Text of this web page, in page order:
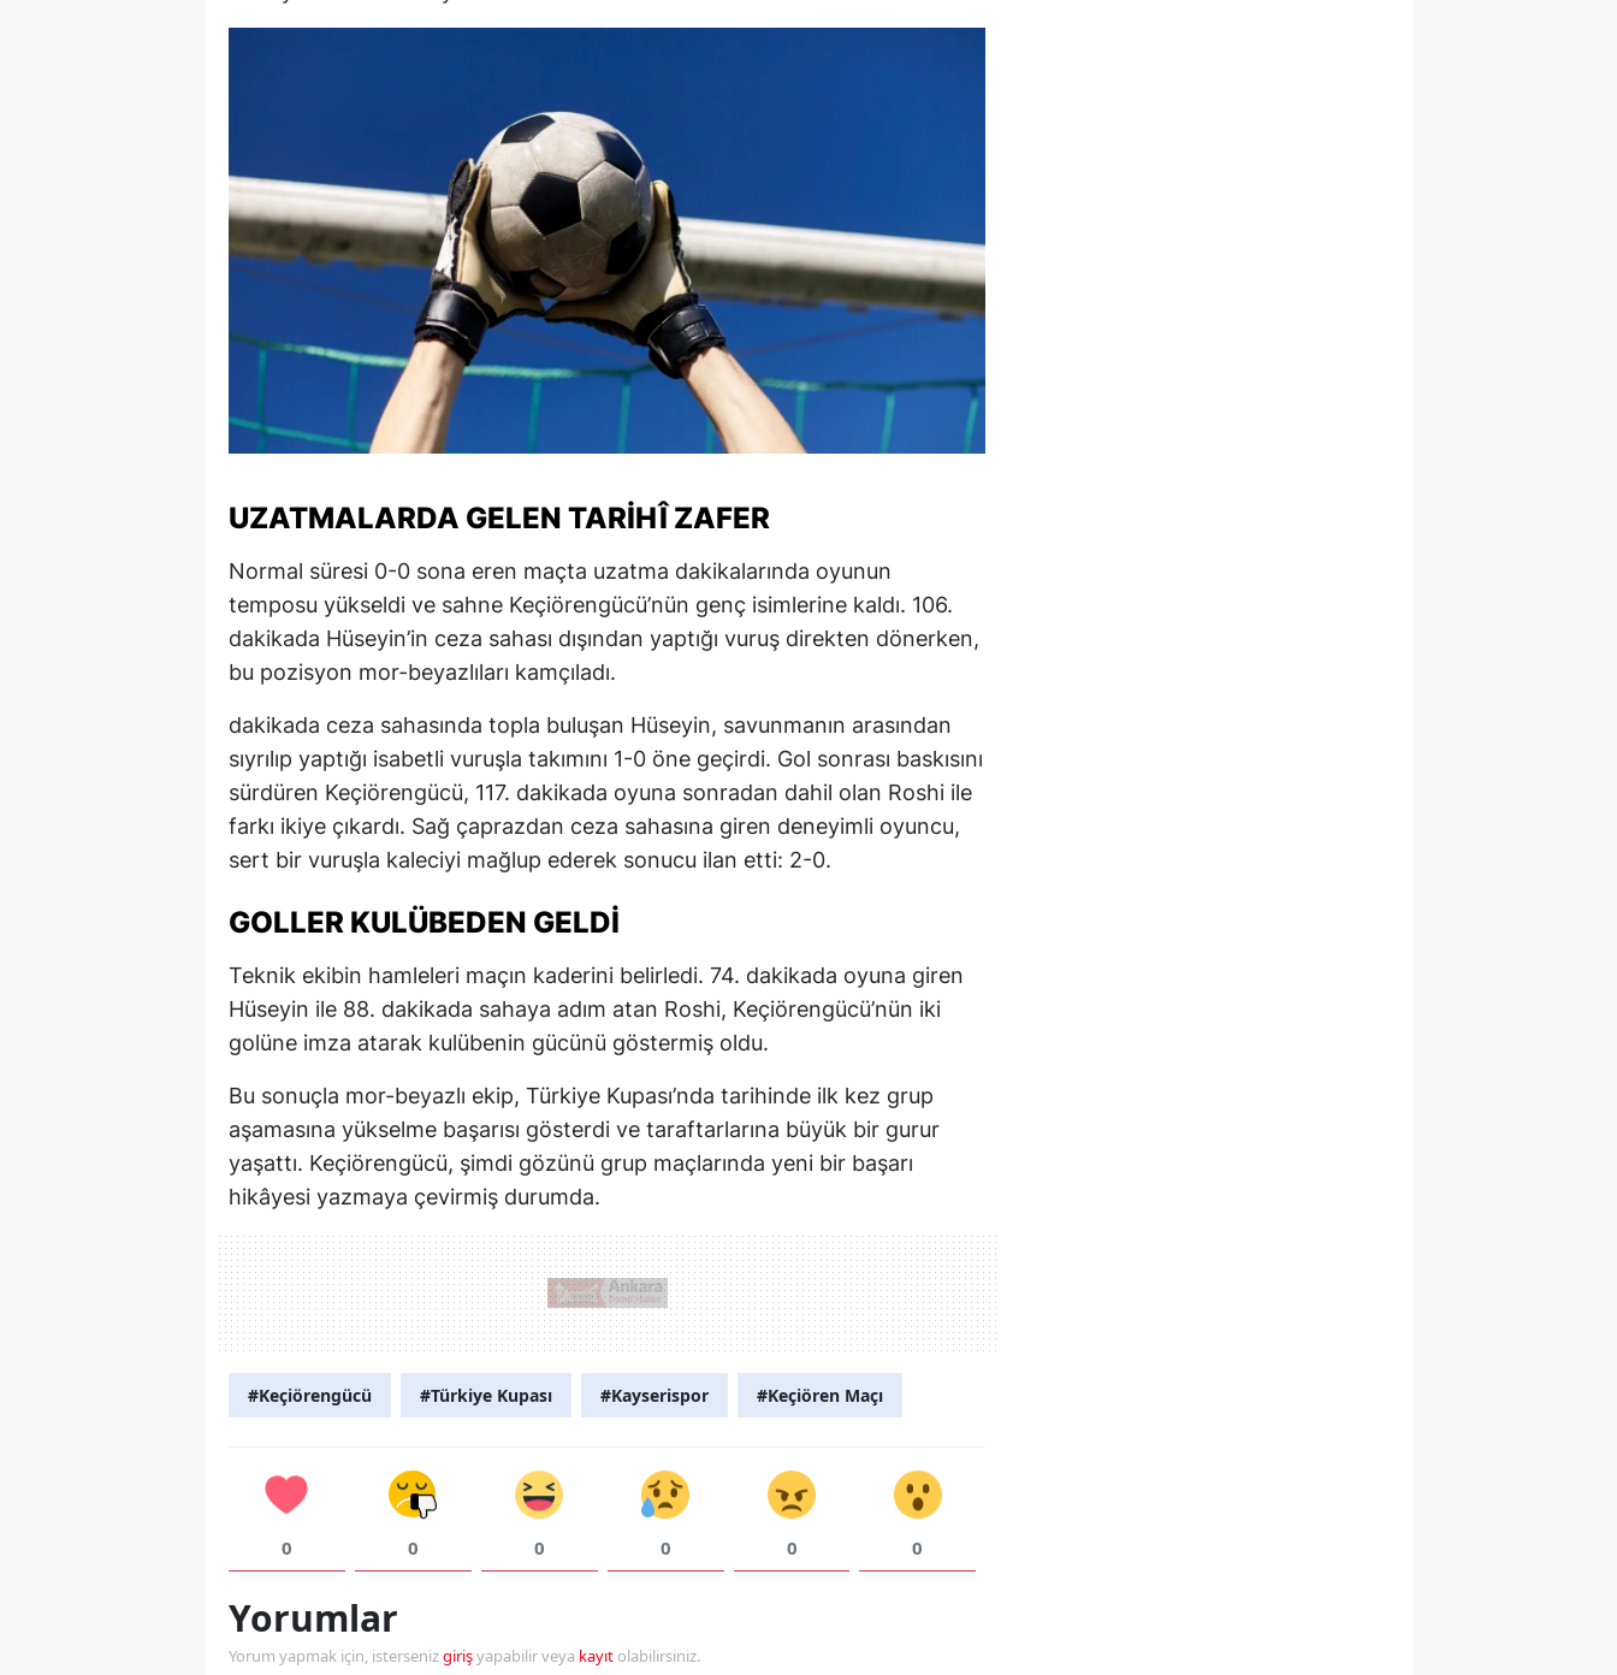
UZATMALARDA GELEN TARIHÎ ZAFER
Normal süresi 0-0 sona eren maçta uzatma dakikalarında oyunun
temposu yükseldi ve sahne Keçiörengücü’nün genç isimlerine kaldı. 106.
dakikada Hüseyin’in ceza sahası dışından yaptığı vuruş direkten dönerken,
bu pozisyon mor-beyazlıları kamçıladı.
dakikada ceza sahasında topla buluşan Hüseyin, savunmanın arasından
sıyrılıp yaptığı isabetli vuruşla takımını 1-0 öne geçirdi. Gol sonrası baskısını
sürdüren Keçiörengücü, 117. dakikada oyuna sonradan dahil olan Roshi ile
farkı ikiye çıkardı. Sağ çaprazdan ceza sahasına giren deneyimli oyuncu,
sert bir vuruşla kaleciyi mağlup ederek sonucu ilan etti: 2-0.
GOLLER KULÜBEDEN GELDI
Teknik ekibin hamleleri maçın kaderini belirledi. 74. dakikada oyuna giren
Hüseyin ile 88. dakikada sahaya adım atan Roshi, Keçiörengücü’nün iki
golüne imza atarak kulübenin gücünü göstermiş oldu.
Bu sonuçla mor-beyazlı ekip, Türkiye Kupası’nda tarihinde ilk kez grup
aşamasına yükselme başarısı gösterdi ve taraftarlarına büyük bir gurur
yaşattı. Keçiörengücü, şimdi gözünü grup maçlarında yeni bir başarı
hikâyesi yazmaya çevirmiş durumda.
#Keçiörengücü #Türkiye Kupası #Kayserispor #Keçiören Maçı
0 0 0 0 0 0
Yorumlar
Yorum yapmak için, istersenizgirişyapabilir veya kayıt olabilirsiniz.